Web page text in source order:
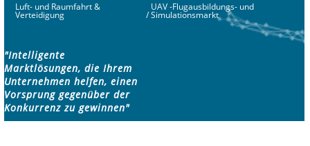
Luft- und Raumfahrt &
Verteidigung /
UAV -Flugausbildungs- und
Simulationsmarkt
"Intelligente
Marktlösungen, die Ihrem
Unternehmen helfen, einen
Vorsprung gegenüber der
Konkurrenz zu gewinnen"